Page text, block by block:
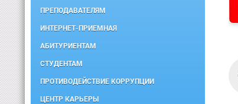
ПРЕПОДАВАТЕЛЯМ
ИНТЕРНЕТ-ПРИЕМНАЯ
АБИТУРИЕНТАМ
СТУДЕНТАМ
ПРОТИВОДЕЙСТВИЕ КОРРУПЦИИ
ЦЕНТР КАРЬЕРЫ